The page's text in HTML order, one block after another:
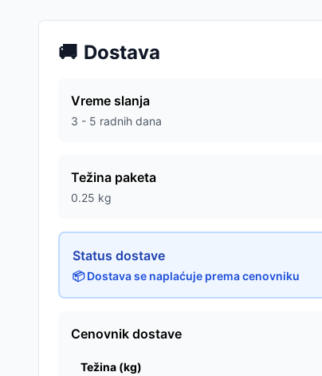
🚚 Dostava
Vreme slanja
3 - 5 radnih dana
Težina paketa
0.25 kg
Status dostave
📦 Dostava se naplaćuje prema cenovniku
Cenovnik dostave
Težina (kg)